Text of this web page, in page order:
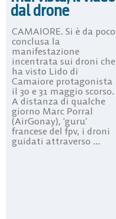
dal drone
CAMAIORE. Si è da poco
conclusa la
manifestazione
incentrata sui droni che
ha visto Lido di
Camaiore protagonista
il 30 e 31 maggio scorso.
A distanza di qualche
giorno Marc Porral
(AirGonay), ‘guru’
francese del fpv, i droni
guidati attraverso ...